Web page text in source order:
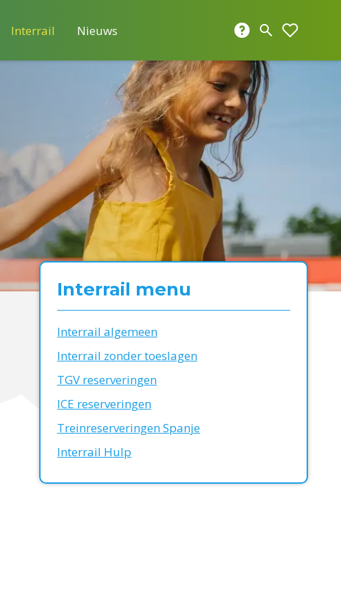
Interrail Nieuws
Interrail menu
Interrail algemeen
Interrail zonder toeslagen
TGV reserveringen
ICE reserveringen
Treinreserveringen Spanje
Interrail Hulp